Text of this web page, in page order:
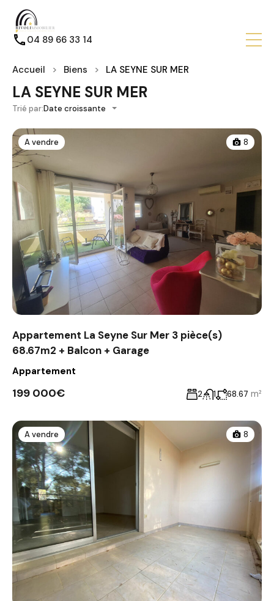
04 89 66 33 14
Accueil Biens LA SEYNE SUR MER
LA SEYNE SUR MER
Trié par:Date croissante
A vendre 8
Appartement La Seyne Sur Mer 3 pièce(s)
68.67m2 + Balcon + Garage
Appartement
199 000€ 2 1 68.67 m²
A vendre 8